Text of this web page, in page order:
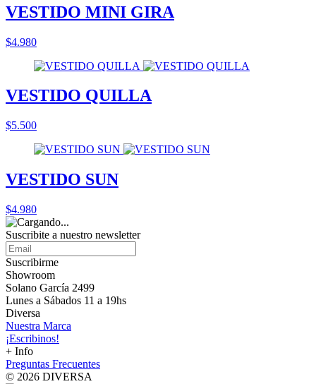
VESTIDO MINI GIRA
$4.980
VESTIDO QUILLA
$5.500
VESTIDO SUN
$4.980
Suscribite a nuestro newsletter
Suscribirme
Showroom
Solano García 2499
Lunes a Sábados 11 a 19hs
Diversa
Nuestra Marca
¡Escribinos!
+ Info
Preguntas Frecuentes
© 2026 DIVERSA